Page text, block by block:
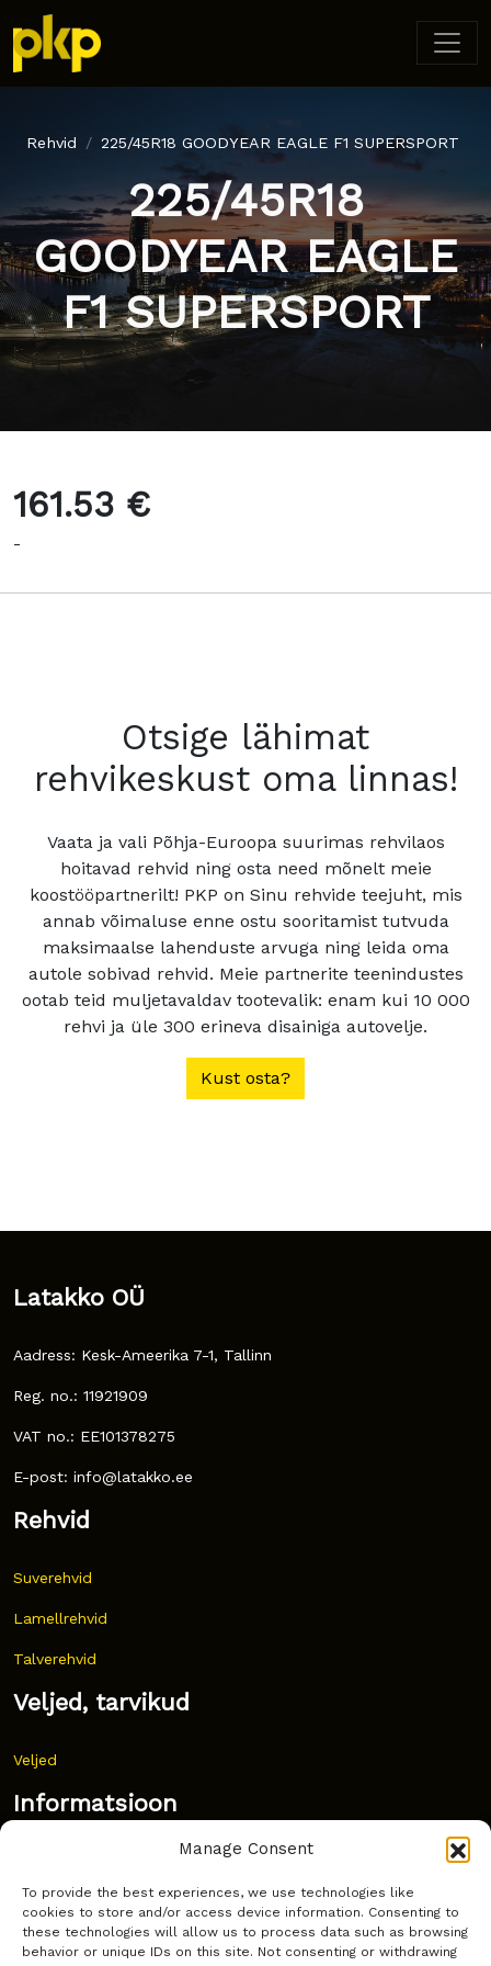
Manage Consent
To provide the best experiences, we use technologies like
cookies to store and/or access device information. Consenting to
these technologies will allow us to process data such as browsing
behavior or unique IDs on this site. Not consenting or withdrawing
Rehvid 225/45R18 GOODYEAR EAGLE F1 SUPERSPORT
225/45R18
GOODYEAR EAGLE
F1 SUPERSPORT
161.53 €
-
Otsige lähimat
rehvikeskust oma linnas!
Vaata ja vali Põhja-Euroopa suurimas rehvilaos
hoitavad rehvid ning osta need mõnelt meie
koostööpartnerilt! PKP on Sinu rehvide teejuht, mis
annab võimaluse enne ostu sooritamist tutvuda
maksimaalse lahenduste arvuga ning leida oma
autole sobivad rehvid. Meie partnerite teenindustes
ootab teid muljetavaldav tootevalik: enam kui 10 000
rehvi ja üle 300 erineva disainiga autovelje.
Kust osta?
Latakko OÜ
Aadress: Kesk-Ameerika 7-1, Tallinn
Reg. no.: 11921909
VAT no.: EE101378275
E-post: info@latakko.ee
Rehvid
Suverehvid
Lamellrehvid
Talverehvid
Veljed, tarvikud
Veljed
Informatsioon
Korduma kippuvad küsimused
Kust osta?